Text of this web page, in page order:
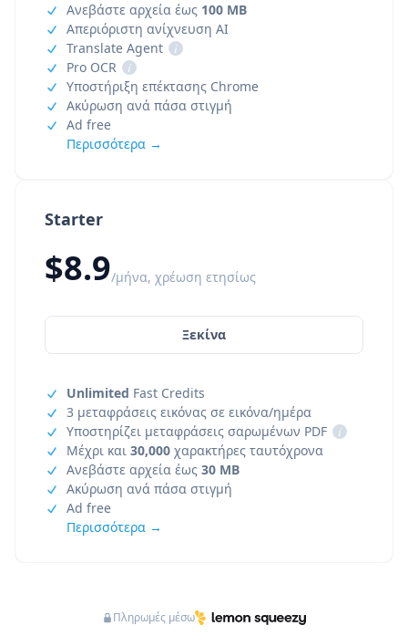
Starter
$8.9/μήνα, χρέωση ετησίως
Ξεκίνα
Unlimited Fast Credits
3 μεταφράσεις εικόνας σε εικόνα/ημέρα
Υποστηρίζει μεταφράσεις σαρωμένων PDF
i
Μέχρι και 30,000 χαρακτήρες ταυτόχρονα
Ανεβάστε αρχεία έως 30 MB
Ακύρωση ανά πάσα στιγμή
Ad free
Περισσότερα →
Ανεβάστε αρχεία έως 100 MB
Απεριόριστη ανίχνευση AI
Translate Agent
i
Pro OCR
i
Υποστήριξη επέκτασης Chrome
Ακύρωση ανά πάσα στιγμή
Ad free
Περισσότερα →
Πληρωμές μέσω